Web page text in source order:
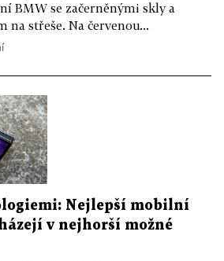
BMW se začerněnými skly a
na střeše. Na červenou...
Nejlepší mobilní
v nejhorší možné